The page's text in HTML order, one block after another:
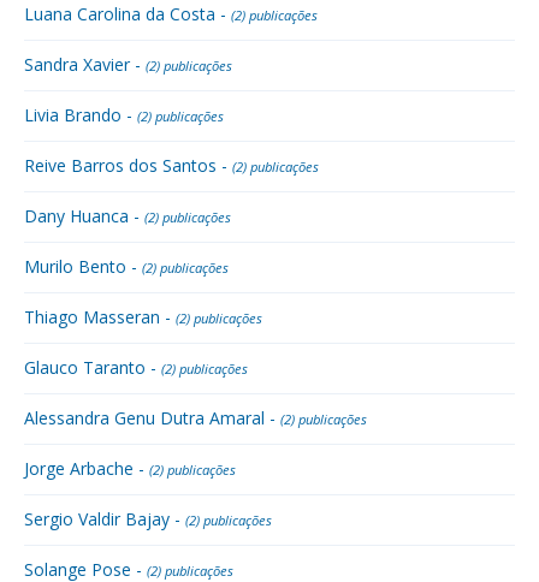
Luana Carolina da Costa - (2) publicações
Sandra Xavier - (2) publicações
Livia Brando - (2) publicações
Reive Barros dos Santos - (2) publicações
Dany Huanca - (2) publicações
Murilo Bento - (2) publicações
Thiago Masseran - (2) publicações
Glauco Taranto - (2) publicações
Alessandra Genu Dutra Amaral - (2) publicações
Jorge Arbache - (2) publicações
Sergio Valdir Bajay - (2) publicações
Solange Pose - (2) publicações